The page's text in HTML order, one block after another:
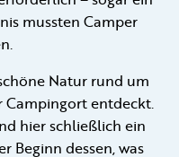
mussten Camper
Natur rund um
Campingort entdeckt.
hier schließlich ein
Beginn dessen, was